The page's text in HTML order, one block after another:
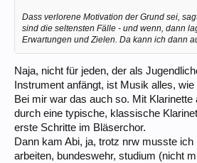
Dass verlorene Motivation der Grund sei,
sind die seltensten Fälle - und wenn, dann
Erwartungen und Zielen. Da kann ich dann
Naja, nicht für jeden, der als
Instrument anfängt, ist Musik alles, wie
Bei mir war das auch so. Mit Klarinette
durch eine typische, klassische
erste Schritte im Bläserchor.
Dann kam Abi, ja, trotz nrw musste
arbeiten, bundeswehr, studium (nicht